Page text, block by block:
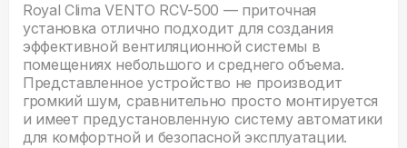
Royal Clima VENTO RCV-500 — приточная
установка отлично подходит для создания
эффективной вентиляционной системы в
помещениях небольшого и среднего объема.
Представленное устройство не производит
громкий шум, сравнительно просто монтируется
и имеет предустановленную систему автоматики
для комфортной и безопасной эксплуатации.